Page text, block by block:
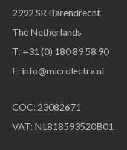
2992 SR Barendrecht
The Netherlands
T: +31 (0) 180 89 58 90
E: info@microlectra.nl
COC: 23082671
VAT: NL818593520B01